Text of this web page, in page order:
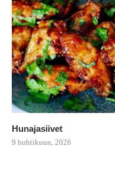
Hunajasiivet
9 huhtikuun, 2026